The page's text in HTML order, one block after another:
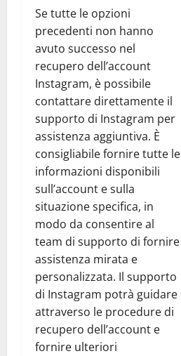
Se tutte le opzioni
precedenti non hanno
avuto successo nel
recupero dell’account
Instagram, è possibile
contattare direttamente il
supporto di Instagram per
assistenza aggiuntiva. È
consigliabile fornire tutte le
informazioni disponibili
sull’account e sulla
situazione specifica, in
modo da consentire al
team di supporto di fornire
assistenza mirata e
personalizzata. Il supporto
di Instagram potrà guidare
attraverso le procedure di
recupero dell’account e
fornire ulteriori